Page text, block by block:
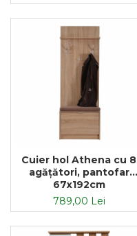
Cuier hol Athena cu 8
agățători, pantofar
67x192cm
789,00 Lei